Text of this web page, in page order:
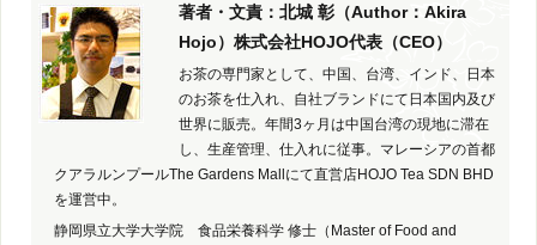
著者・文責：北城 彰（Author：Akira
Hojo）株式会社HOJO代表（CEO）
お茶の専門家として、中国、台湾、インド、日本
のお茶を仕入れ、自社ブランドにて日本国内及び
世界に販売。年間3ヶ月は中国台湾の現地に滞在
し、生産管理、仕入れに従事。マレーシアの首都
クアラルンプールThe Gardens Mallにて直営店HOJO Tea SDN BHD
を運営中。
静岡県立大学大学院 食品栄養科学 修士（Master of Food and